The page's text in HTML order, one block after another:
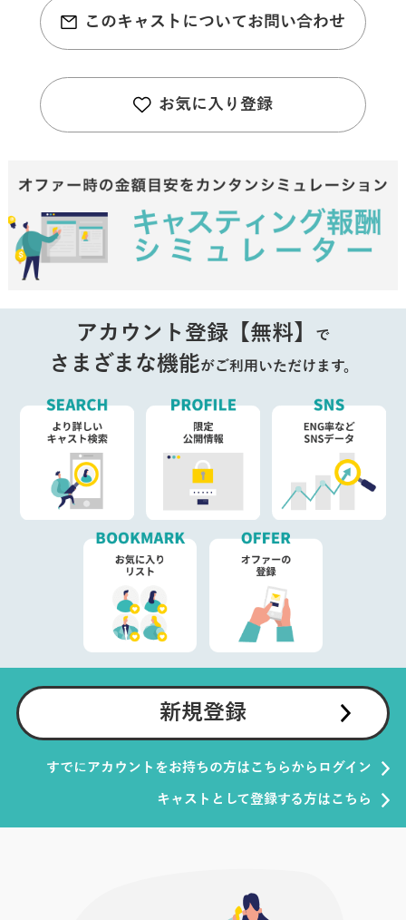
このキャストについてお問い合わせ
お気に入り登録
アカウント登録【無料】 で
さまざまな機能がご利用いただけます。
新規登録
すでにアカウントをお持ちの方はこちらからログイン
キャストとして登録する方はこちら